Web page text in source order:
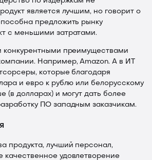
является лучшим, но говорит о
предложить рынку
с меньшими затратами.
конкурентными преимуществами
Например, Amazon. А в ИТ
которые благодаря
и евро к рублю или белорусскому
(в долларах) и могут дать более
ПО западным заказчикам.
продукта, лучший персонал,
качественное удовлетворение